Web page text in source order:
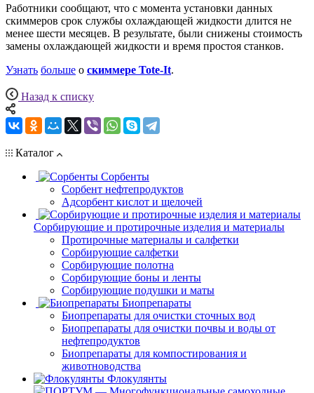
Работники сообщают, что с момента установки данных
скиммеров срок службы охлаждающей жидкости длится не
менее шести месяцев. В результате, были снижены стоимость
замены охлаждающей жидкости и время простоя станков.
Узнать больше о скиммере Tote-It.
Назад к списку
Каталог
Сорбенты
Сорбент нефтепродуктов
Адсорбент кислот и щелочей
Сорбирующие и протирочные изделия и материалы
Протирочные материалы и салфетки
Сорбирующие салфетки
Сорбирующие полотна
Сорбирующие боны и ленты
Сорбирующие подушки и маты
Биопрепараты
Биопрепараты для очистки сточных вод
Биопрепараты для очистки почвы и воды от
нефтепродуктов
Биопрепараты для компостирования и
животноводства
Флокулянты